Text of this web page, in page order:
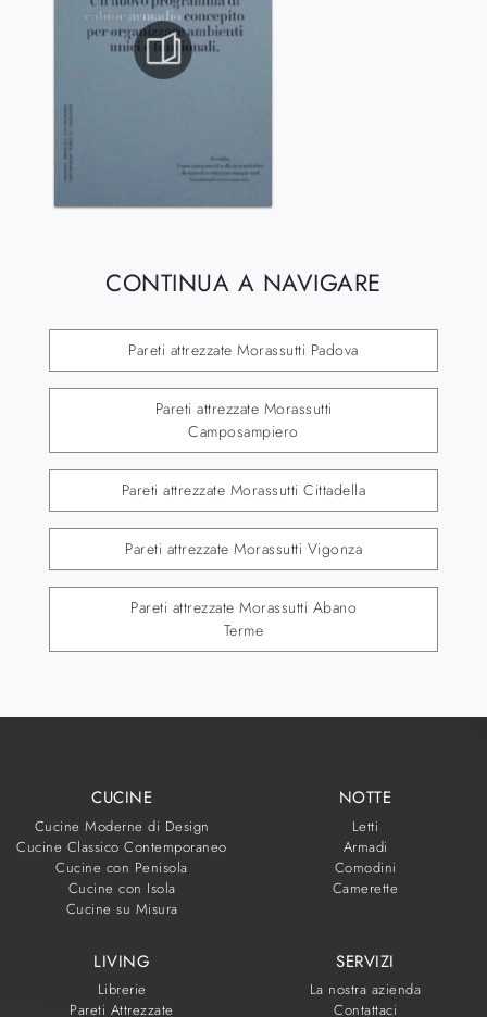
CONTINUA A NAVIGARE
Pareti attrezzate Morassutti Padova
Pareti attrezzate Morassutti
Camposampiero
Pareti attrezzate Morassutti Cittadella
Pareti attrezzate Morassutti Vigonza
Pareti attrezzate Morassutti Abano
Terme
CUCINE
Cucine Moderne di Design
Cucine Classico Contemporaneo
Cucine con Penisola
Cucine con Isola
Cucine su Misura
NOTTE
Letti
Armadi
Comodini
Camerette
LIVING
Librerie
Pareti Attrezzate
SERVIZI
La nostra azienda
Contattaci